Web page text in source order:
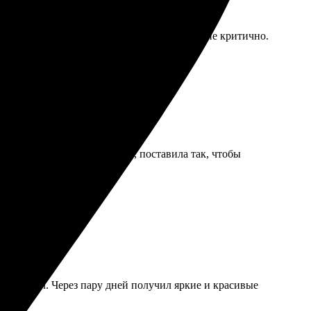
без очков не прочитать, но для меня это не критично.
Не сталА возвращать, поставила так, чтобы
оплатил. Через пару дней получил яркие и красивые